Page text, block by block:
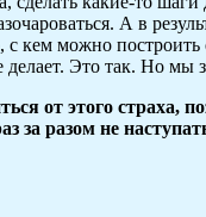
А в
с кем можно
Это так. Но мы
от этого страха,
за разом не